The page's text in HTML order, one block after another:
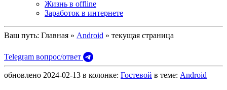
Жизнь в offline
Заработок в интернете
Ваш путь: Главная » Android » текущая страница
Telegram вопрос/ответ
обновлено 2024-02-13 в колонке: Гостевой в теме: Android